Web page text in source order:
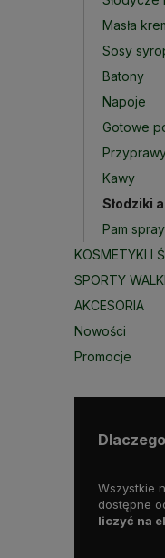
Masła
Sosy
Batony
Napoje
Gotowe
Kawy
Słodziki
Pam
KOSMETYKI I
SPORTY
AKCESORIA
Nowości
Promocje
Wszystkie
dostępne
liczyć na